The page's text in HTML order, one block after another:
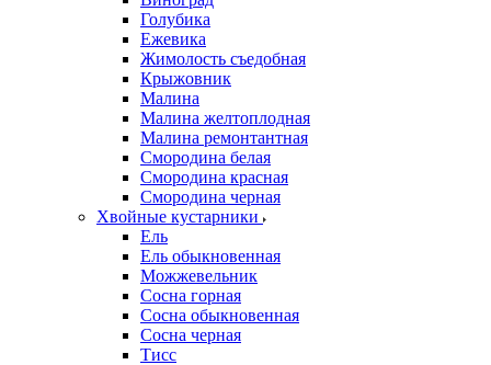
Голубика
Ежевика
Жимолость съедобная
Крыжовник
Малина
Малина желтоплодная
Малина ремонтантная
Смородина белая
Смородина красная
Смородина черная
Хвойные кустарники
Ель
Ель обыкновенная
Можжевельник
Сосна горная
Сосна обыкновенная
Сосна черная
Тисс